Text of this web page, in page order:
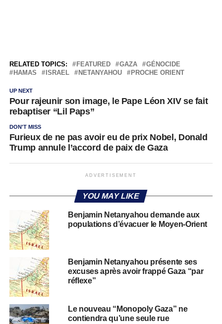
RELATED TOPICS: FEATURED GAZA
GÉNOCIDE
HAMAS
ISRAEL NETANYAHOU PROCHE ORIENT
UP NEXT
Pour rajeunir son image, le Pape Léon XIV se fait
rebaptiser “Lil Paps”
DON'T MISS
Furieux de ne pas avoir eu de prix Nobel, Donald
Trump annule l’accord de paix de Gaza
ADVERTISEMENT
YOU MAY LIKE
Benjamin Netanyahou demande aux
populations d’évacuer le Moyen-Orient
Benjamin Netanyahou présente ses
excuses après avoir frappé Gaza “par
réflexe”
Le nouveau “Monopoly Gaza” ne
contiendra qu’une seule rue